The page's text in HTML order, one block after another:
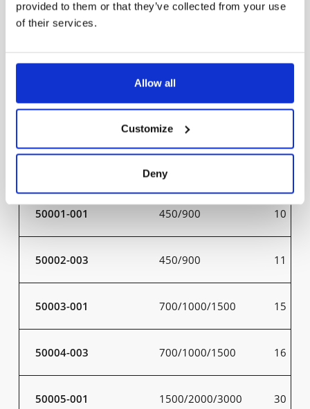
provided to them or that they’ve collected from your use
of their services.
Allow all
Customize
Deny
50023-301
50001-001 450/900 10
50002-003 450/900 11
50003-001 700/1000/1500 15
50004-003 700/1000/1500 16
50005-001 1500/2000/3000 30